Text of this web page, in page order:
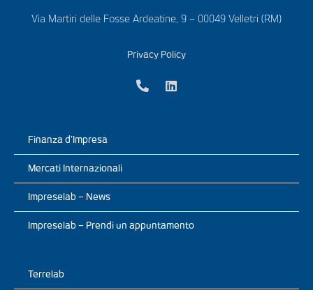
Via Martiri delle Fosse Ardeatine, 9 – 00049 Velletri (RM)
Privacy Policy
Finanza d’Impresa
Mercati Internazionali
Impreselab – News
Impreselab – Prendi un appuntamento
Terrelab